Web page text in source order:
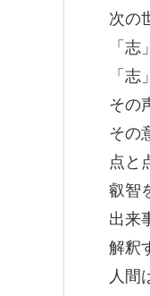
次の
「志
「
その
その
点と
叡智
出来
解釈
人間